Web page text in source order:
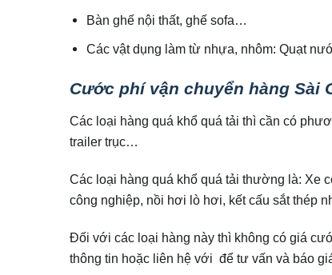
Bàn ghế nội thất, ghế sofa…
Các vật dụng làm từ nhựa, nhôm: Quạt
Cước phí vận chuyển hàng Sài
Các loại hàng quá khổ quá tải thì cần có
trailer trục…
Các loại hàng quá khổ quá tải thường là: Xe
công nghiệp, nồi hơi lò hơi, kết cấu sắt thép
Đối với các loại hàng này thì không có giá
thông tin hoặc liên hệ với để tư vấn và báo